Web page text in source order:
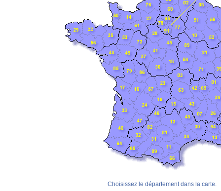
Choisissez le département dans la carte.